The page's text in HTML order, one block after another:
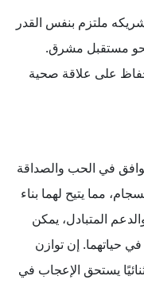
ملتزم بنفس القدر
نحو مستقبل مشرق.
على علاقة صحية
في الحب والصداقة
مما يتيح لهما بناء
المتبادل، يمكن
حياتهما. إن توازن
يستحق الإعجاب في